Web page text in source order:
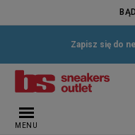
Zapisz się do
MENU